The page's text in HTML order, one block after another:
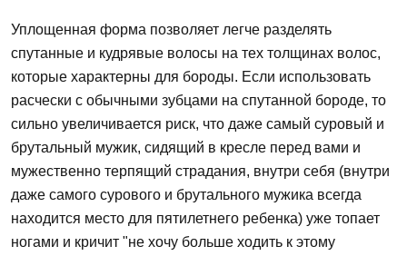
Уплощенная форма позволяет легче разделять
спутанные и кудрявые волосы на тех толщинах волос,
которые характерны для бороды. Если использовать
расчески с обычными зубцами на спутанной бороде, то
сильно увеличивается риск, что даже самый суровый и
брутальный мужик, сидящий в кресле перед вами и
мужественно терпящий страдания, внутри себя (внутри
даже самого сурового и брутального мужика всегда
находится место для пятилетнего ребенка) уже топает
ногами и кричит "не хочу больше ходить к этому